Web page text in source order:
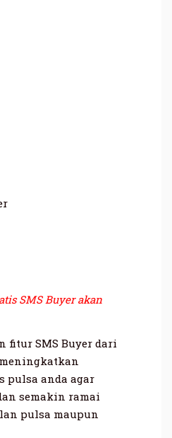
SMS Buyer akan
fitur SMS Buyer dari
pulsa anda agar
semakin ramai
pulsa maupun